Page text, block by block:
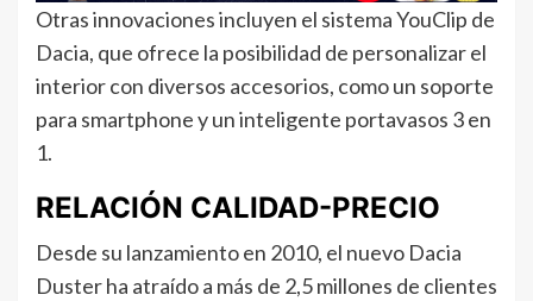
Otras innovaciones incluyen el sistema YouClip de
Dacia, que ofrece la posibilidad de personalizar el
interior con diversos accesorios, como un soporte
para smartphone y un inteligente portavasos 3 en
1.
RELACIÓN CALIDAD-PRECIO
Desde su lanzamiento en 2010, el nuevo Dacia
Duster ha atraído a más de 2,5 millones de clientes